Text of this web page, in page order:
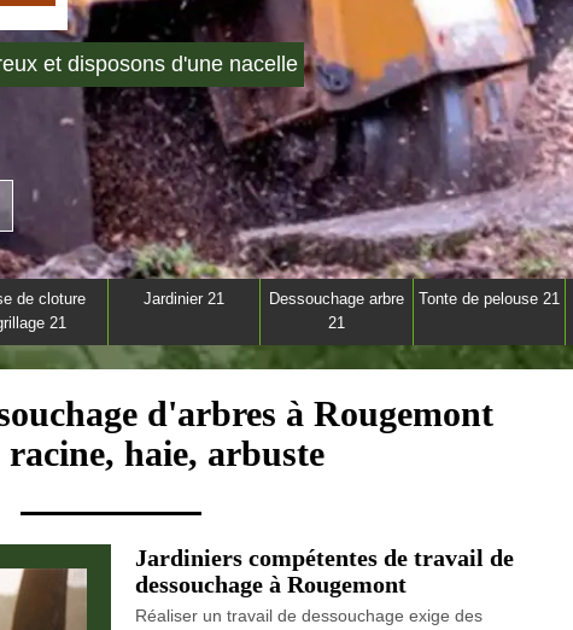
et disposons d'une nacelle
de cloture
21
Jardinier 21
Dessouchage arbre
21
Tonte de pelouse 21
d'arbres à Rougemont
racine, haie, arbuste
Jardiniers compétentes de travail de
dessouchage à Rougemont
Réaliser un travail de dessouchage exige des